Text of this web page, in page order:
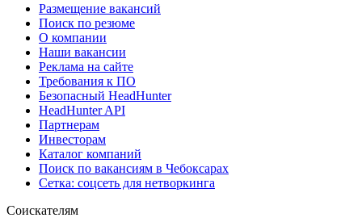
Размещение вакансий
Поиск по резюме
О компании
Наши вакансии
Реклама на сайте
Требования к ПО
Безопасный HeadHunter
HeadHunter API
Партнерам
Инвесторам
Каталог компаний
Поиск по вакансиям в Чебоксарах
Сетка: соцсеть для нетворкинга
Соискателям